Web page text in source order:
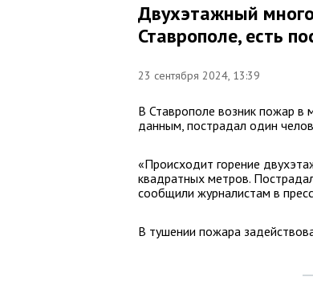
Двухэтажный
Ставрополе, есть
23 сентября 2024, 13:39
В Ставрополе возник пожар
данным, пострадал один
«Происходит горение
квадратных метров.
сообщили журналистам в
В тушении пожара